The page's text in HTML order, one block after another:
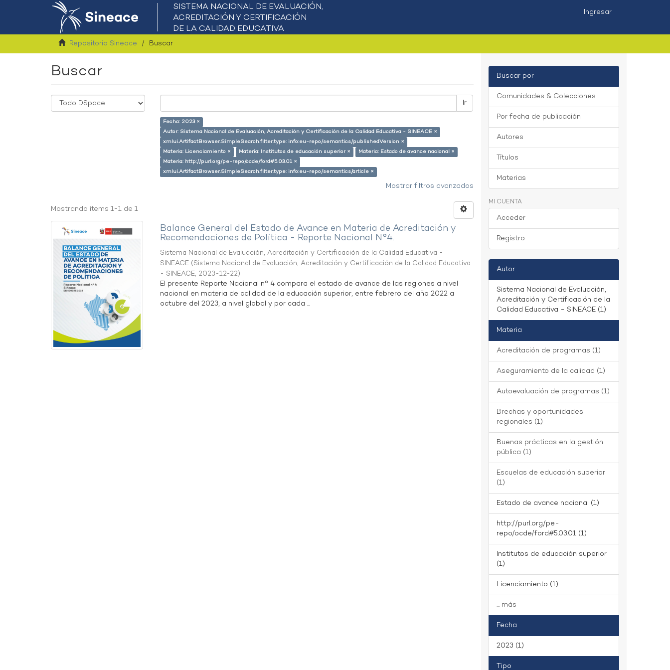
Ingresar
Repositorio Sineace Buscar
Buscar
Ir
Fecha: 2023 ×
Autor: Sistema Nacional de Evaluación, Acreditación y Certificación de la Calidad Educativa - SINEACE ×
xmlui.ArtifactBrowser.SimpleSearch.filter.type: info:eu-repo/semantics/publishedVersion ×
Materia: Licenciamiento ×
Materia: Institutos de educación superior ×
Materia: Estado de avance nacional ×
Materia: http://purl.org/pe-repo/ocde/ford#5.03.01 ×
xmlui.ArtifactBrowser.SimpleSearch.filter.type: info:eu-repo/semantics/article ×
Mostrar filtros avanzados
Mostrando ítems 1-1 de 1
Balance General del Estado de Avance en Materia de Acreditación y
Recomendaciones de Política - Reporte Nacional N°4.
Sistema Nacional de Evaluación, Acreditación y Certificación de la Calidad Educativa -
SINEACE (Sistema Nacional de Evaluación, Acreditación y Certificación de la Calidad Educativa
- SINEACE, 2023-12-22)
El presente Reporte Nacional n° 4 compara el estado de avance de las regiones a nivel
nacional en materia de calidad de la educación superior, entre febrero del año 2022 a
octubre del 2023, a nivel global y por cada ...
Buscar por
Comunidades & Colecciones
Por fecha de publicación
Autores
Títulos
Materias
MI CUENTA
Acceder
Registro
Autor
Sistema Nacional de Evaluación,
Acreditación y Certificación de la
Calidad Educativa - SINEACE (1)
Materia
Acreditación de programas (1)
Aseguramiento de la calidad (1)
Autoevaluación de programas (1)
Brechas y oportunidades
regionales (1)
Buenas prácticas en la gestión
pública (1)
Escuelas de educación superior
(1)
Estado de avance nacional (1)
http://purl.org/pe-
repo/ocde/ford#5.03.01 (1)
Institutos de educación superior
(1)
Licenciamiento (1)
... más
Fecha
2023 (1)
Tipo